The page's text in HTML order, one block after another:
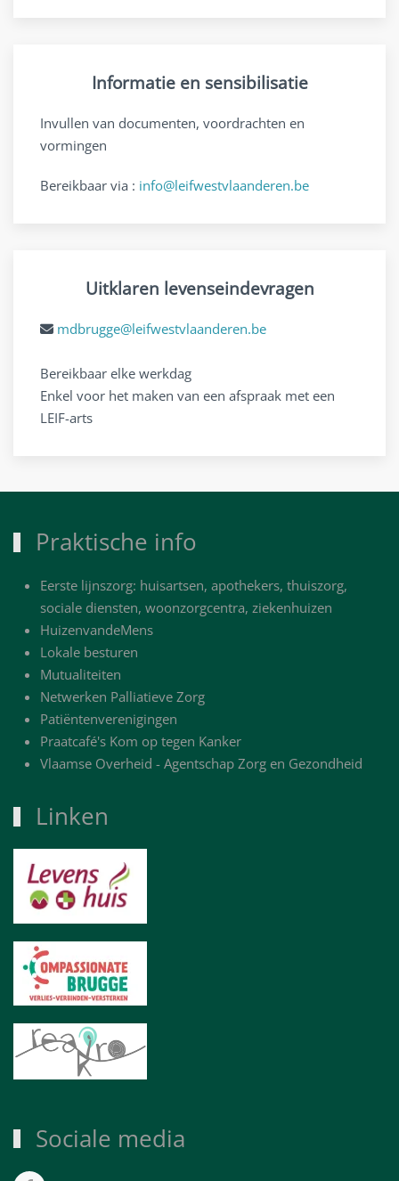
Informatie en sensibilisatie
Invullen van documenten, voordrachten en
vormingen
Bereikbaar via : info@leifwestvlaanderen.be
Uitklaren levenseindevragen
mdbrugge@leifwestvlaanderen.be
Bereikbaar elke werkdag
Enkel voor het maken van een afspraak met een
LEIF-arts
Praktische info
Eerste lijnszorg: huisartsen, apothekers, thuiszorg,
sociale diensten, woonzorgcentra, ziekenhuizen
HuizenvandeMens
Lokale besturen
Mutualiteiten
Netwerken Palliatieve Zorg
Patiëntenverenigingen
Praatcafé's Kom op tegen Kanker
Vlaamse Overheid - Agentschap Zorg en Gezondheid
Linken
Sociale media